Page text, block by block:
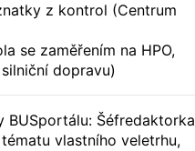
z kontrol (Centrum
se zaměřením na HPO,
dopravu)
BUSportálu: Šéfredaktorka
vlastního veletrhu,